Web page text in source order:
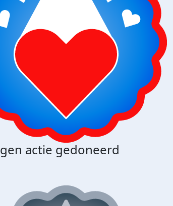
actie gedoneerd